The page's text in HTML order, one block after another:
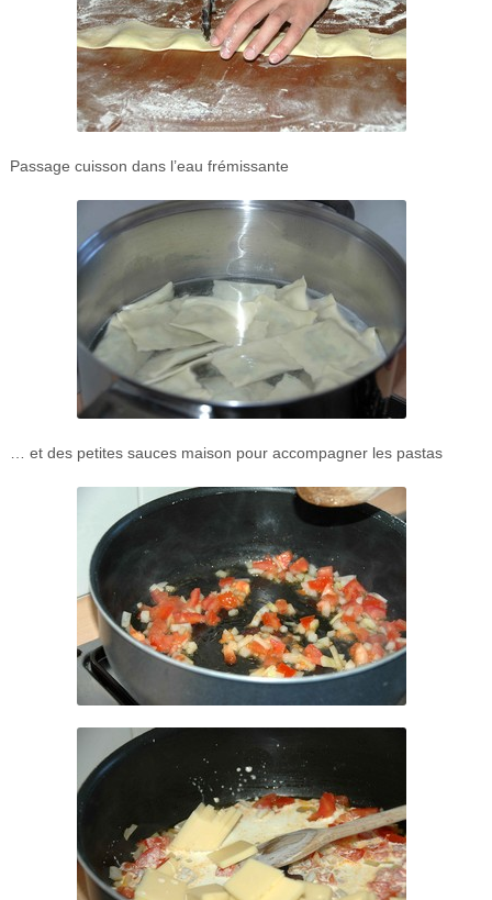
Passage cuisson dans l’eau frémissante
… et des petites sauces maison pour accompagner les pastas